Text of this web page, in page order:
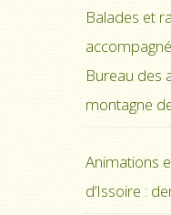
Balades et
Bureau des
montagne
Animations
d’Issoire :